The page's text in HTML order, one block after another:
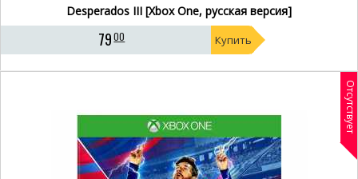
Desperados III [Xbox One, русская версия]
7900 Купить
Отсутствует